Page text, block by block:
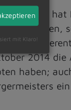
Zeit hat
nennen,
zur
2014 die
haben;
mit Klaro!